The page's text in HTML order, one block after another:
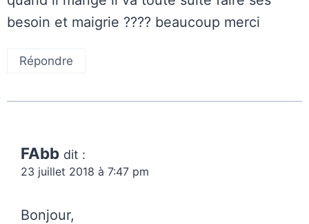
besoin et maigrie ???? beaucoup merci
Répondre
FAbb dit :
23 juillet 2018 à 7:47 pm
Bonjour,